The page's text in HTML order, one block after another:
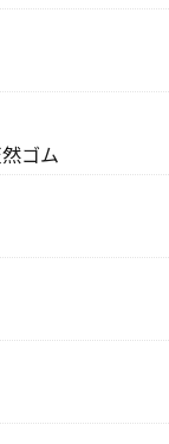
ゴム